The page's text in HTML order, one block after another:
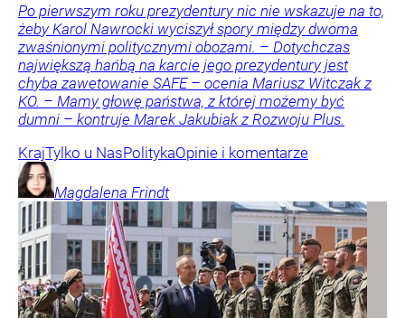
Po pierwszym roku prezydentury nic nie wskazuje na to,
żeby Karol Nawrocki wyciszył spory między dwoma
zwaśnionymi politycznymi obozami. – Dotychczas
największą hańbą na karcie jego prezydentury jest
chyba zawetowanie SAFE – ocenia Mariusz Witczak z
KO. – Mamy głowę państwa, z której możemy być
dumni – kontruje Marek Jakubiak z Rozwoju Plus.
KrajTylko u NasPolitykaOpinie i komentarze
Magdalena Frindt